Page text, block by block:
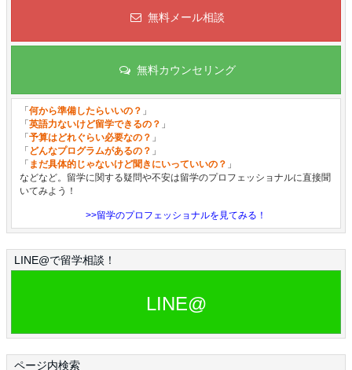
無料メール相談
無料カウンセリング
「何から準備したらいいの？ 」
「英語力ないけど留学できるの？ 」
「予算はどれぐらい必要なの？ 」
「 どんなプログラムがあるの？ 」
「 まだ具体的じゃないけど聞きにいっていいの？ 」
などなど。留学に関する疑問や不安は留学のプロフェッショナルに直接聞
いてみよう！
>>留学のプロフェッショナルを見てみる！
LINE@で留学相談！
LINE@
ページ内検索